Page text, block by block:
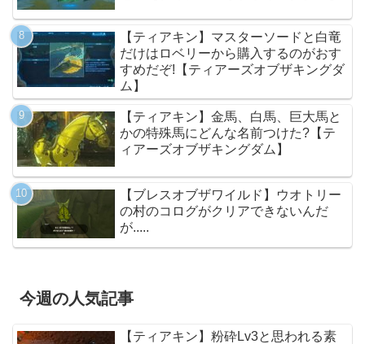
【ティアキン】マスターソードと白竜
だけはロベリーから購入するのがおす
すめだぞ!【ティアーズオブザキングダ
ム】
【ティアキン】金馬、白馬、巨大馬と
かの特殊馬にどんな名前つけた?【テ
ィアーズオブザキングダム】
【ブレスオブザワイルド】ウオトリー
の村のコログがクリアできないんだ
が.....
今週の人気記事
【ティアキン】粉砕Lv3と思われる素